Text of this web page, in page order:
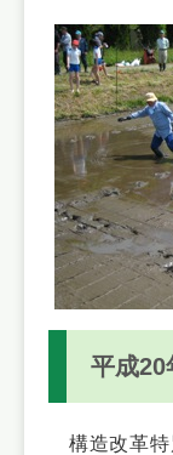
平成20
構造改革特